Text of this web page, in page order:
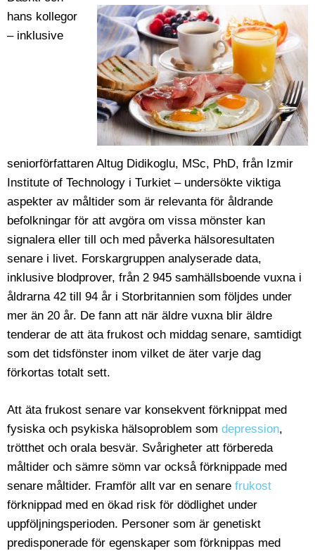
hans kollegor
– inklusive
seniorförfattaren Altug Didikoglu, MSc, PhD, från Izmir
Institute of Technology i Turkiet – undersökte viktiga
aspekter av måltider som är relevanta för åldrande
befolkningar för att avgöra om vissa mönster kan
signalera eller till och med påverka hälsoresultaten
senare i livet. Forskargruppen analyserade data,
inklusive blodprover, från 2 945 samhällsboende vuxna i
åldrarna 42 till 94 år i Storbritannien som följdes under
mer än 20 år. De fann att när äldre vuxna blir äldre
tenderar de att äta frukost och middag senare, samtidigt
som det tidsfönster inom vilket de äter varje dag
förkortas totalt sett.
Att äta frukost senare var konsekvent förknippat med
fysiska och psykiska hälsoproblem som depression,
trötthet och orala besvär. Svårigheter att förbereda
måltider och sämre sömn var också förknippade med
senare måltider. Framför allt var en senare frukost
förknippad med en ökad risk för dödlighet under
uppföljningsperioden. Personer som är genetiskt
predisponerade för egenskaper som förknippas med